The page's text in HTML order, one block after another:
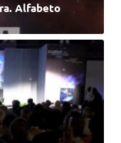
Alfabeto